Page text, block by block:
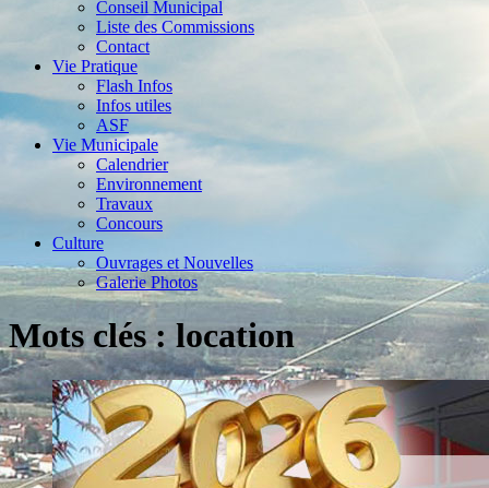
Conseil Municipal
Liste des Commissions
Contact
Vie Pratique
Flash Infos
Infos utiles
ASF
Vie Municipale
Calendrier
Environnement
Travaux
Concours
Culture
Ouvrages et Nouvelles
Galerie Photos
Mots clés : location